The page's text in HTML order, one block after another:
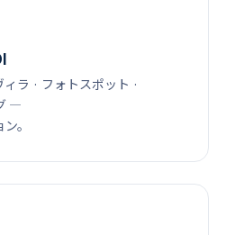
ラ · フォトスポット ·
―
。